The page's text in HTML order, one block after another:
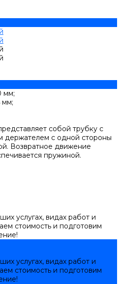
мм;
мм;
собой трубку с
держателем с одной стороны
Возвратное движение
пружиной.
услугах, видах работ и
стоимость и подготовим
услугах, видах работ и
стоимость и подготовим